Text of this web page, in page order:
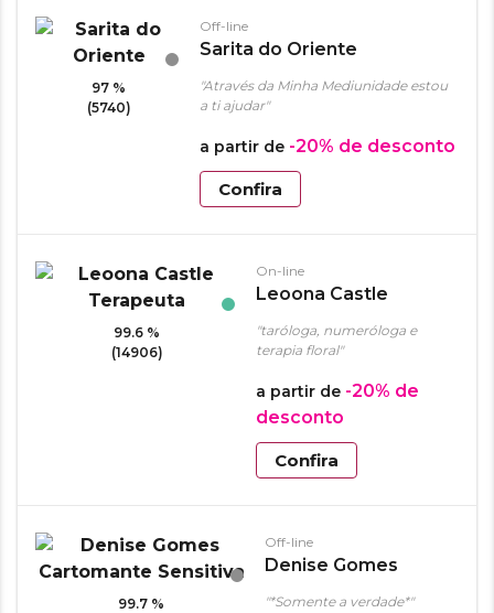
97 %
(5740)
Off-line
Sarita do Oriente
"Através da Minha Mediunidade estou
a ti ajudar"
a partir de -20% de desconto
Confira
99.6 %
(14906)
On-line
Leoona Castle
Terapeuta
"taróloga, numeróloga e
terapia floral"
a partir de -20% de
desconto
Confira
99.7 %
Off-line
Denise Gomes
Cartomante
"*Somente a verdade*"